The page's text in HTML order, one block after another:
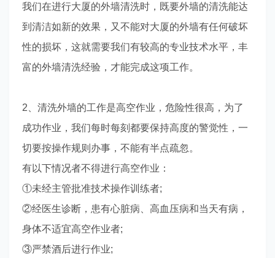
我们在进行大厦的外墙清洗时，既要外墙的清洗能达
到清洁如新的效果，又不能对大厦的外墙有任何破坏
性的损坏，这就需要我们有较高的专业技术水平，丰
富的外墙清洗经验，才能完成这项工作。
2、清洗外墙的工作是高空作业，危险性很高，为了
成功作业，我们每时每刻都要保持高度的警觉性，一
切要按操作规则办事，不能有半点疏忽。
有以下情况者不得进行高空作业：
①未经主管批准技术操作训练者;
②经医生诊断，患有心脏病、高血压病和当天有病，
身体不适宜高空作业者;
③严禁酒后进行作业;